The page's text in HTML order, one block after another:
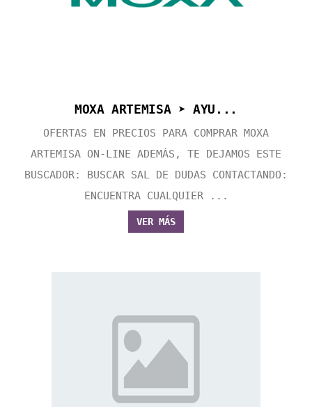
MOXA ARTEMISA ➤ AYU...
OFERTAS EN PRECIOS PARA COMPRAR MOXA
ARTEMISA ON-LINE ADEMÁS, TE DEJAMOS ESTE
BUSCADOR: BUSCAR SAL DE DUDAS CONTACTANDO:
ENCUENTRA CUALQUIER ...
VER MÁS